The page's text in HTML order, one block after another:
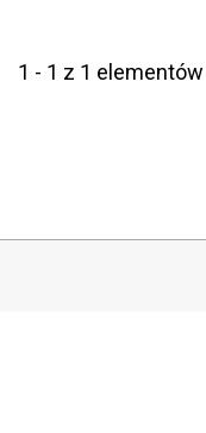
1 - 1 z 1 elementów